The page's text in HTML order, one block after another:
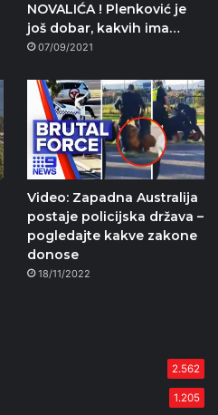
NOVALIĆA ! Plenković je
još dobar, kakvih ima…
07/09/2021
Video: Zapadna Australija
postaje policijska država –
pogledajte kakve zakone
donose
18/11/2022
2.562
1.205